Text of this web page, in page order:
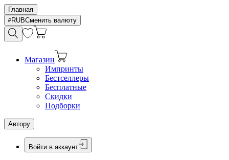
Главная
RUBСменить валюту
Магазин
Импринты
Бестселлеры
Бесплатные
Скидки
Подборки
Автору
Войти в аккаунт